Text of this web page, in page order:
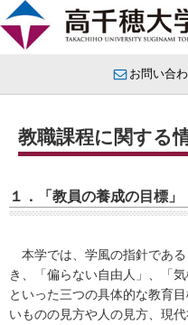
お問い合
教職課程に関する
１．「教員の養成の目標」
本学では、学風の指針であ
き、「偏らない自由人」、「
といった三つの具体的な教育
いものの見方や人の見方、現